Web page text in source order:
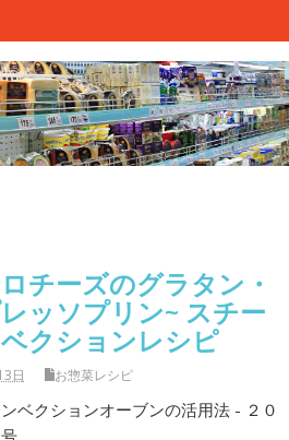
チーズのグラタン・
ッソプリン~ スチー
クションレシピ
日 お惣菜レシピ
ベクションオーブンの活用法 - ２０